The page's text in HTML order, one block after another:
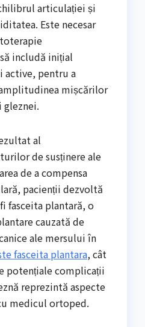
articulației și
Este necesar
includă inițial
active, pentru a
mișcărilor
al
de susținere ale
de a compensa
pacienții dezvoltă
fasceita plantară, o
cauzată de
ale mersului în
fasceita plantara, cât
potențiale complicații
reprezintă aspecte
medicul ortoped.